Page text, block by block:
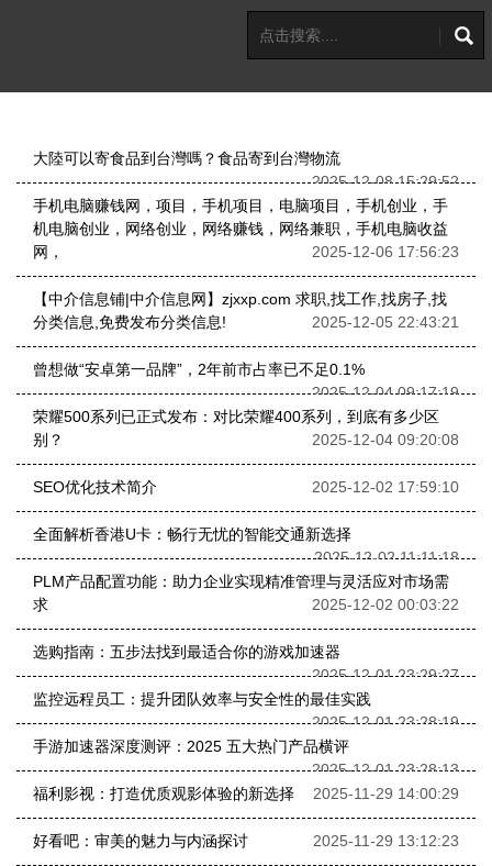
大陸可以寄食品到台灣嗎？食品寄到台灣物流
2025-12-08 15:29:52
手机电脑赚钱网，项目，手机项目，电脑项目，手机创业，手
机电脑创业，网络创业，网络赚钱，网络兼职，手机电脑收益
网，
2025-12-06 17:56:23
【中介信息铺|中介信息网】zjxxp.com 求职,找工作,找房子,找
分类信息,免费发布分类信息!
2025-12-05 22:43:21
曾想做“安卓第一品牌”，2年前市占率已不足0.1%
2025-12-04 09:17:19
荣耀500系列已正式发布：对比荣耀400系列，到底有多少区
别？
2025-12-04 09:20:08
SEO优化技术简介 2025-12-02 17:59:10
全面解析香港U卡：畅行无忧的智能交通新选择
2025-12-02 11:11:18
PLM产品配置功能：助力企业实现精准管理与灵活应对市场需
求
2025-12-02 00:03:22
选购指南：五步法找到最适合你的游戏加速器
2025-12-01 23:29:27
监控远程员工：提升团队效率与安全性的最佳实践
2025-12-01 23:28:19
手游加速器深度测评：2025 五大热门产品横评
2025-12-01 23:28:13
福利影视：打造优质观影体验的新选择
2025-11-29 14:00:29
好看吧：审美的魅力与内涵探讨 2025-11-29 13:12:23